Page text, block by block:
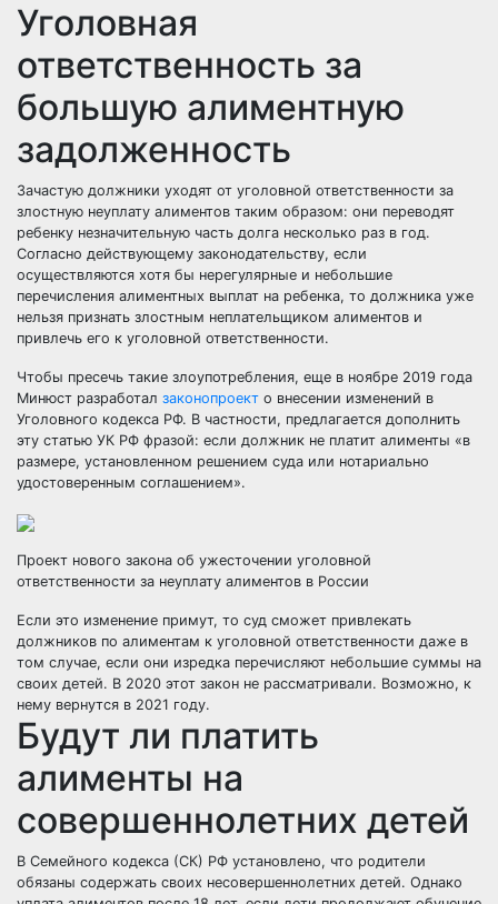
Уголовная
ответственность за
большую алиментную
задолженность
Зачастую должники уходят от уголовной ответственности за
злостную неуплату алиментов таким образом: они переводят
ребенку незначительную часть долга несколько раз в год.
Согласно действующему законодательству, если
осуществляются хотя бы нерегулярные и небольшие
перечисления алиментных выплат на ребенка, то должника уже
нельзя признать злостным неплательщиком алиментов и
привлечь его к уголовной ответственности.
Чтобы пресечь такие злоупотребления, еще в ноябре 2019 года
Минюст разработал законопроект о внесении изменений в
Уголовного кодекса РФ. В частности, предлагается дополнить
эту статью УК РФ фразой: если должник не платит алименты «в
размере, установленном решением суда или нотариально
удостоверенным соглашением».
Проект нового закона об ужесточении уголовной
ответственности за неуплату алиментов в России
Если это изменение примут, то суд сможет привлекать
должников по алиментам к уголовной ответственности даже в
том случае, если они изредка перечисляют небольшие суммы на
своих детей. В 2020 этот закон не рассматривали. Возможно, к
нему вернутся в 2021 году.
Будут ли платить
алименты на
совершеннолетних детей
В Семейного кодекса (СК) РФ установлено, что родители
обязаны содержать своих несовершеннолетних детей. Однако